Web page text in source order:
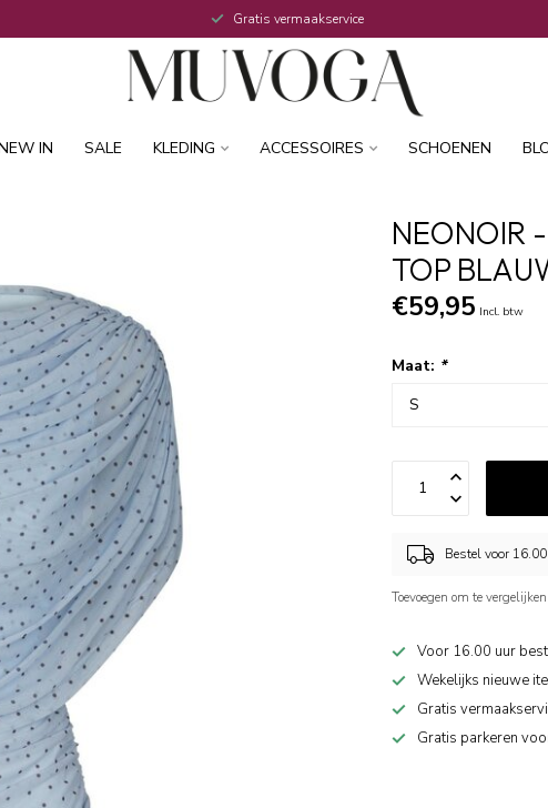
Gratis vermaakservice
IN SALE KLEDING ACCESSOIRES SCHOENEN
NEONOIR
TOP
€59,95 Incl. btw
Maat: *
Bestel voor
Toevoegen om te vergelijken
Voor 16.00 uur
Wekelijks nieuwe
Gratis
Gratis parkeren